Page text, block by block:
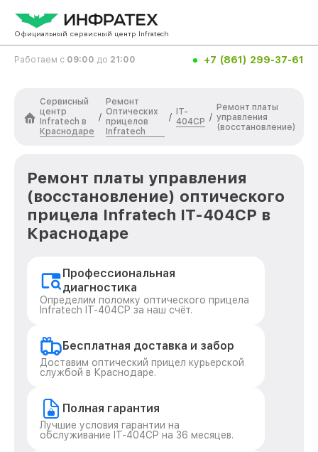
Официальный сервисный центр Infratech
Работаем с 09:00 до 21:00 +7 (861) 299-37-61
Сервисный
центр
Infratech в
Краснодаре
/
Ремонт
Оптических
прицелов
Infratech
/
IT-
404CP /
Ремонт платы
управления
(восстановление)
Ремонт платы управления
(восстановление) оптического
прицела Infratech IT-404CP в
Краснодаре
Профессиональная
диагностика
Определим поломку оптического прицела
Infratech IT-404CP за наш счёт.
Бесплатная доставка и забор
Доставим оптический прицел курьерской
службой в Краснодаре.
Полная гарантия
Лучшие условия гарантии на
обслуживание IT-404CP на 36 месяцев.